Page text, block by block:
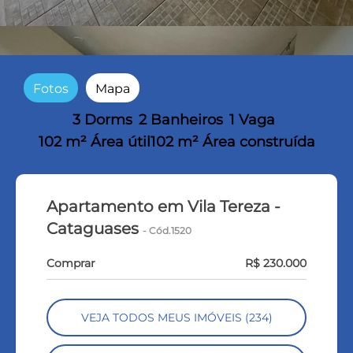
Fotos Mapa
3 Dorms 2 Banheiros 1 Vaga
102 m² Área útil102 m² Área construída
Apartamento em Vila Tereza -
Cataguases- Cód.1520
Comprar R$ 230.000
VEJA TODOS MEUS IMÓVEIS (234)